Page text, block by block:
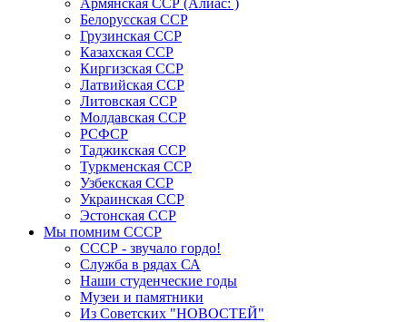
Армянская ССР (Алиас: )
Белорусская ССР
Грузинская ССР
Казахская ССР
Киргизская ССР
Латвийская ССР
Литовская ССР
Молдавская ССР
РСФСР
Таджикская ССР
Туркменская ССР
Узбекская ССР
Украинская ССР
Эстонская ССР
Мы помним СССР
СССР - звучало гордо!
Служба в рядах СА
Наши студенческие годы
Музеи и памятники
Из Советских "НОВОСТЕЙ"